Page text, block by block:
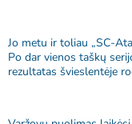
Jo metu ir toliau „SC-
Po dar vienos taškų
rezultatas švieslentėje